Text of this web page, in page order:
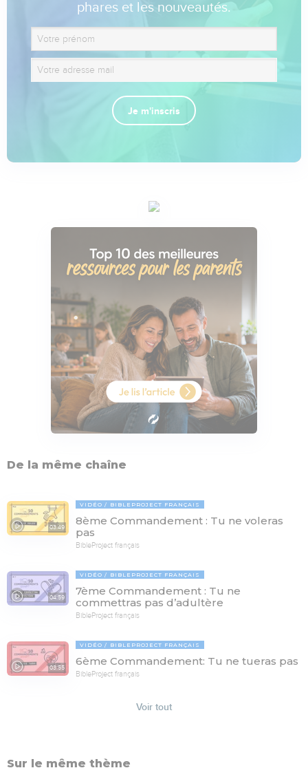
phares et les nouveautés.
Je m'inscris
De la même chaîne
03:49
VIDÉO BIBLEPROJECT FRANÇAIS
8ème Commandement : Tu ne voleras
pas
BibleProject français
04:59
VIDÉO BIBLEPROJECT FRANÇAIS
7ème Commandement : Tu ne
commettras pas d’adultère
BibleProject français
03:55
VIDÉO BIBLEPROJECT FRANÇAIS
6ème Commandement: Tu ne tueras pas
BibleProject français
Voir tout
Sur le même thème